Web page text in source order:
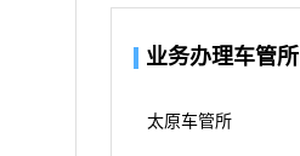
业务办理车管所
太原车管所